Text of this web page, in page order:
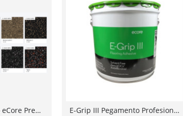
Piso para Gimnasio eCore Premium Fit Color Steel Appeal 2 Rollo 8mm 18.58 m2 EL15A, Dark Gray EL502, Mocha Latte 2 EL43A, Wildcats 3 EL100B Rollo de 18.58m2 Calidad Premium Hecho en USA E-Grip III Pegamento Profesional Pisos de Caucho / Hule para Gimnasios eCore-international México